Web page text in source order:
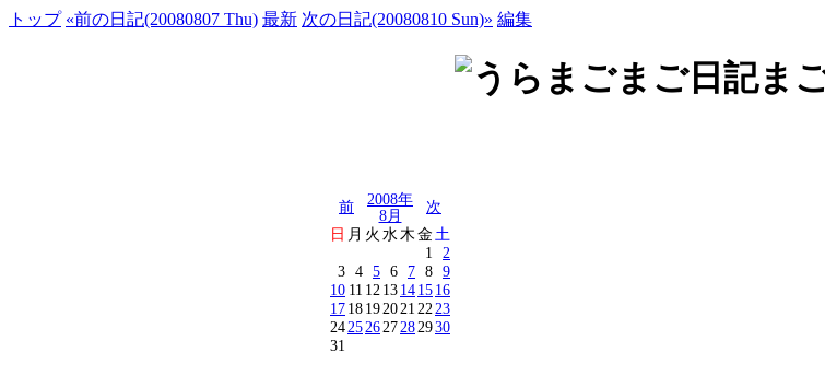
トップ «前の日記(20080807 Thu) 最新 次の日記(20080810 Sun)» 編集
前
2008年
8月
次
日 月 火 水 木金 土
1
2
3 4 5 6 7 8 9
10 11 12 13141516
1718192021 22 23
24252627282930
31